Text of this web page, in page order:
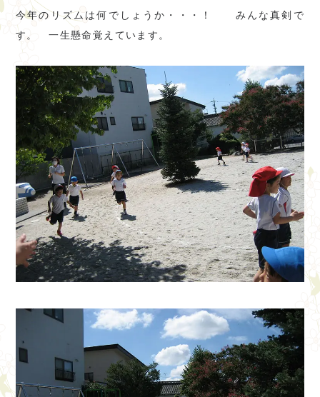
今年のリズムは何でしょうか・・・！ みんな真剣で
す。 一生懸命覚えています。